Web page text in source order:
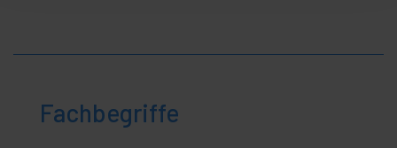
Fachbegriffe